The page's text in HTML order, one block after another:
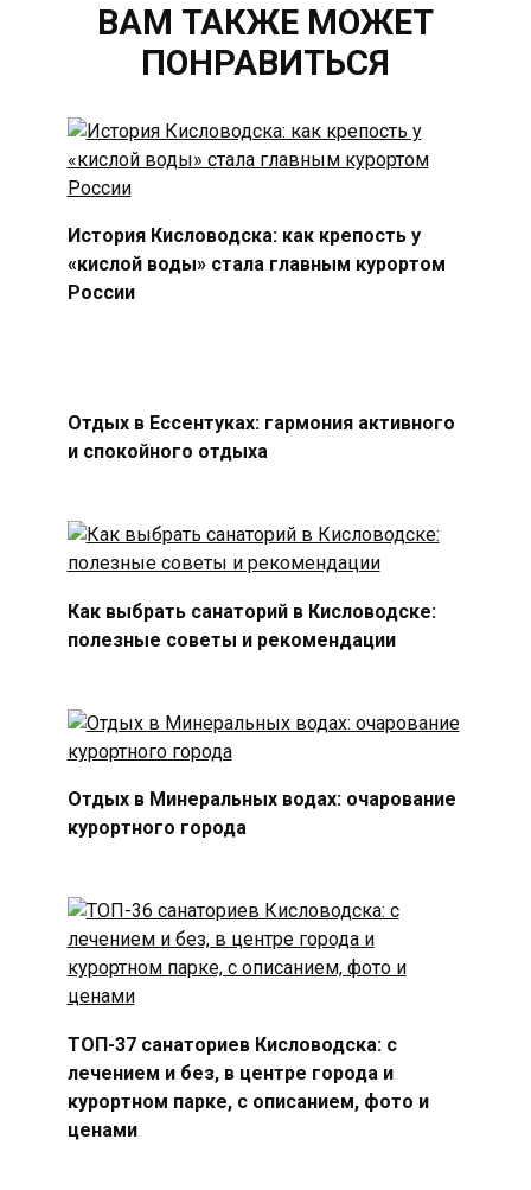
ВАМ ТАКЖЕ МОЖЕТ
ПОНРАВИТЬСЯ
История Кисловодска: как крепость у
«кислой воды» стала главным курортом
России
Отдых в Ессентуках: гармония активного
и спокойного отдыха
Как выбрать санаторий в Кисловодске:
полезные советы и рекомендации
Отдых в Минеральных водах: очарование
курортного города
ТОП-37 санаториев Кисловодска: с
лечением и без, в центре города и
курортном парке, с описанием, фото и
ценами